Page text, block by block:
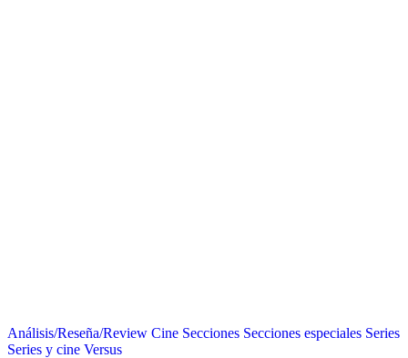
Análisis/Reseña/Review Cine Secciones Secciones especiales Series
Series y cine Versus